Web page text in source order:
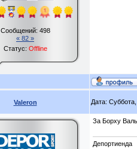
Сообщений: 498
« 82 »
Статус: Offline
Valeron Дата:
За Борху
Депортиенда